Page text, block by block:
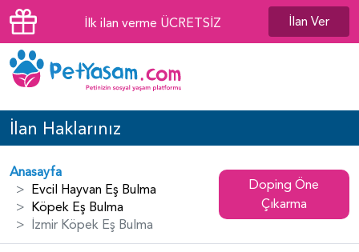
İlk ilan verme ÜCRETSİZ İlan Ver
İlan Haklarınız
Anasayfa
Evcil Hayvan Eş Bulma
Köpek Eş Bulma
İzmir Köpek Eş Bulma
Doping Öne
Çıkarma